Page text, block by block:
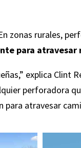
zonas rurales,
para
explica Clint
perforadora
atravesar